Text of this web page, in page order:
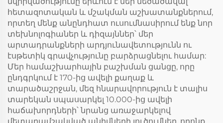
հետազոտական և մշակման աշխատանքներում,
որտեղ մենք անընդհատ ուսումնասիրում ենք նոր
տեխնոլոգիաներ և դիզայններ՝ մեր
արտադրանքների արդյունավետությունն ու
էսթետիկ գրավչությունը բարձրացնելու համար:
Մեր համաշխարհային բաշխման ցանցը, որը
ընդգրկում է 170-ից ավելի քաղաք և
տարածաշրջան, մեզ հնարավորություն է տալիս
տարեկան սպասարկել 10.000-ից ավելի
հաճախորդների՝ նրանց առաջարկելով